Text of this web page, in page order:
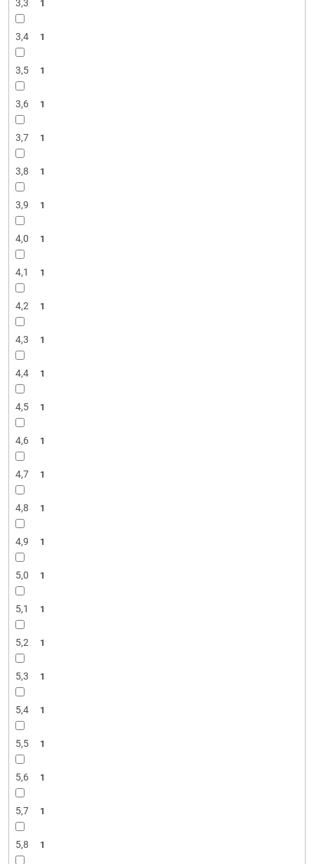
3,3 1
3,4 1
3,5 1
3,6 1
3,7 1
3,8 1
3,9 1
4,0 1
4,1 1
4,2 1
4,3 1
4,4 1
4,5 1
4,6 1
4,7 1
4,8 1
4,9 1
5,0 1
5,1 1
5,2 1
5,3 1
5,4 1
5,5 1
5,6 1
5,7 1
5,8 1